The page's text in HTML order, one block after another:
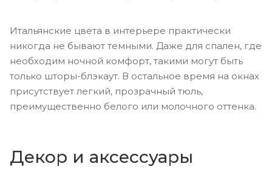
Итальянские цвета в интерьере практически
никогда не бывают темными. Даже для спален, где
необходим ночной комфорт, такими могут быть
только шторы-блэкаут. В остальное время на окнах
присутствует легкий, прозрачный тюль,
преимущественно белого или молочного оттенка.
Декор и аксессуары